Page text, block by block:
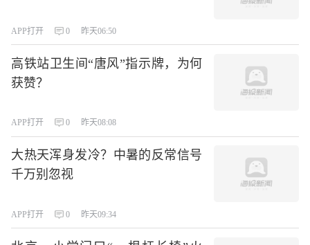
APP打开 0 昨天06:50
高铁站卫生间“唐风”指示牌，为何
获赞？
APP打开 0 昨天08:08
大热天浑身发冷？中暑的反常信号
千万别忽视
APP打开 0 昨天09:34